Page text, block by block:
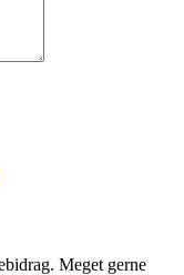
Meget gerne